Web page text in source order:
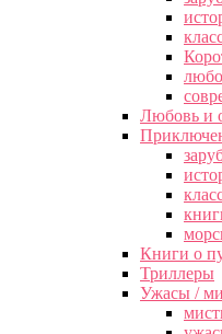
Любовь и
Книги о
Триллеры
Ужасы /